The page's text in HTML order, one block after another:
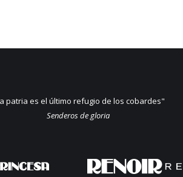
patria es el último refugio de los cobardes"
Senderos de gloria